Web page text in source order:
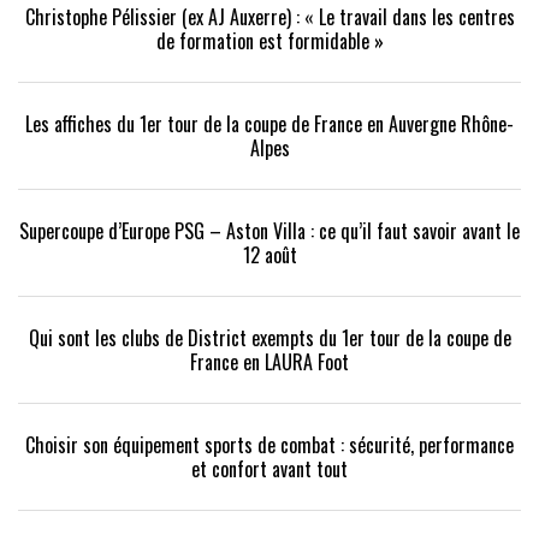
Christophe Pélissier (ex AJ Auxerre) : « Le travail dans les centres
de formation est formidable »
Les affiches du 1er tour de la coupe de France en Auvergne Rhône-
Alpes
Supercoupe d’Europe PSG – Aston Villa : ce qu’il faut savoir avant le
12 août
Qui sont les clubs de District exempts du 1er tour de la coupe de
France en LAURA Foot
Choisir son équipement sports de combat : sécurité, performance
et confort avant tout